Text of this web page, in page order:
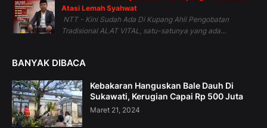
Atasi Lemah Syahwat
NTT - Kini Sudah Ada Di Kupang Ahli Pengobatan
Tradisional ALAT VITAL, satu-satunya yang ada...
BANYAK DIBACA
Kebakaran Hanguskan Bale Dauh Di
Sukawati, Kerugian Capai Rp 500 Juta
Maret 21, 2024